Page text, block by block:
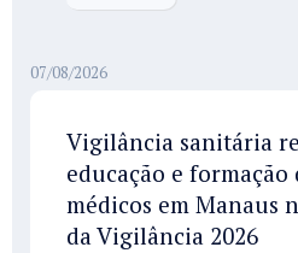
07/08/2026
Vigilância sanitária
educação e formação
médicos em Manaus
da Vigilância 2026